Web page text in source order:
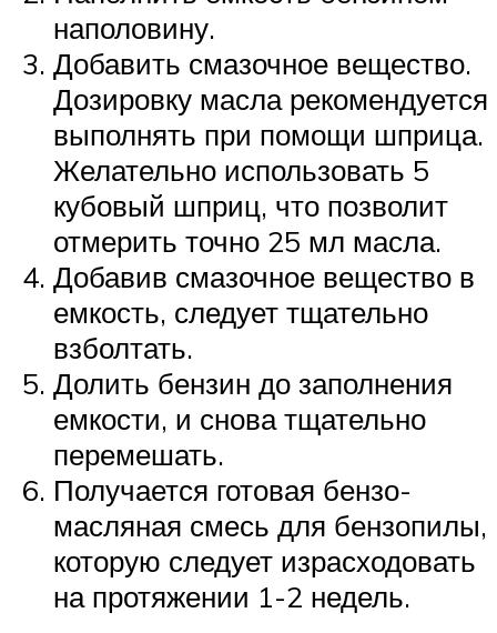
наполовину.
Добавить смазочное вещество.
Дозировку масла рекомендуется
выполнять при помощи шприца.
Желательно использовать 5
кубовый шприц, что позволит
отмерить точно 25 мл масла.
Добавив смазочное вещество в
емкость, следует тщательно
взболтать.
Долить бензин до заполнения
емкости, и снова тщательно
перемешать.
Получается готовая бензо-
масляная смесь для бензопилы,
которую следует израсходовать
на протяжении 1-2 недель.